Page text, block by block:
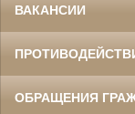
ВАКАНСИИ
ОБРАЩЕНИЯ